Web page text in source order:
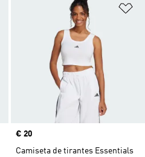
Añadir a la lista de deseos
Precio
€ 20
Camiseta de tirantes Essentials